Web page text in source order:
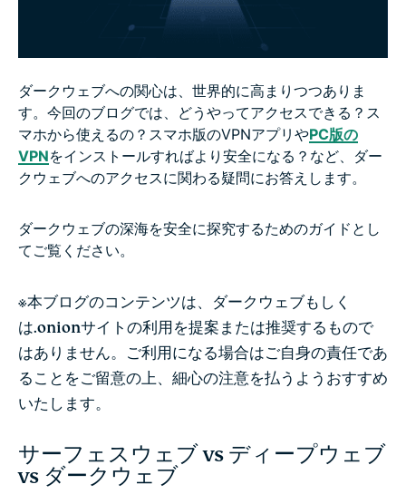
ダークウェブへの関心は、世界的に高まりつつありま
す。今回のブログでは、どうやってアクセスできる？ス
マホから使えるの？スマホ版のVPNアプリやPC版の
VPNをインストールすればより安全になる？など、ダー
クウェブへのアクセスに関わる疑問にお答えします。
ダークウェブの深海を安全に探究するためのガイドとし
てご覧ください。
※本ブログのコンテンツは、ダークウェブもしく
は.onionサイトの利用を提案または推奨するもので
はありません。ご利用になる場合はご自身の責任であ
ることをご留意の上、細心の注意を払うようおすすめ
いたします。
サーフェスウェブ vs ディープウェブ
vs ダークウェブ